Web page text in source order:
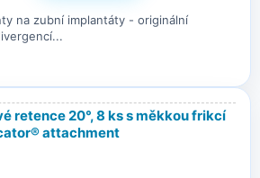
na zubní implantáty - originální
retence 20°, 8 ks s měkkou frikcí
attachment